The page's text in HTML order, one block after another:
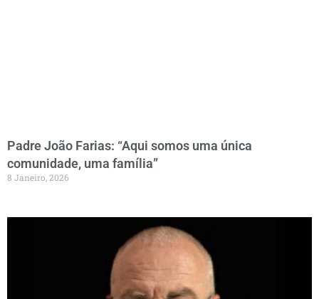
Padre João Farias: “Aqui somos uma única
comunidade, uma família”
8 Janeiro, 2026